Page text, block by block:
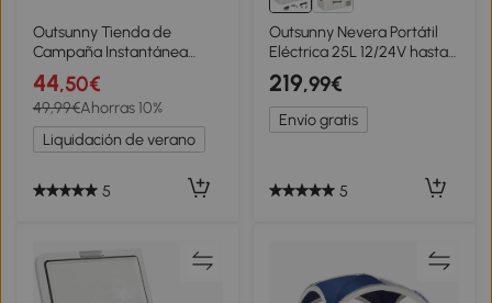
Outsunny Tienda de
Campaña Instantánea
Pop-Up Tienda de Ducha
Camping Portátil con Bolsa
de Transporte
Impermeable Azul Oscuro
44,50€
49,99€Ahorras 10%
Liquidación de verano
5
Outsunny Nevera Portátil
Eléctrica 25L 12/24V hasta
-20℃ Nevera y Congelador
de Compresor para Coche
con Luz LED y Asas
Plegables Bajo Consumo
cm Blanco
219,99€
Envío gratis
5